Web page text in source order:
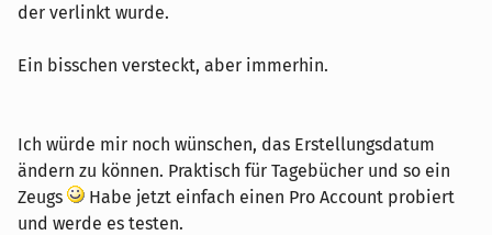
der verlinkt wurde.
Ein bisschen versteckt, aber immerhin.
Ich würde mir noch wünschen, das Erstellungsdatum
ändern zu können. Praktisch für Tagebücher und so ein
Zeugs
Habe jetzt einfach einen Pro Account probiert
und werde es testen.